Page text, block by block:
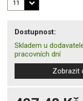
Dostupnost:
Skladem u
pracovních dní
Zobrazit